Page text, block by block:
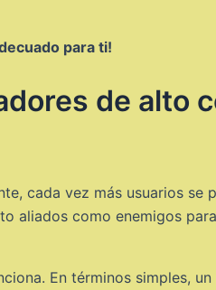
para ti!
de alto
cada vez más usuarios se
aliados como enemigos
En términos simples,